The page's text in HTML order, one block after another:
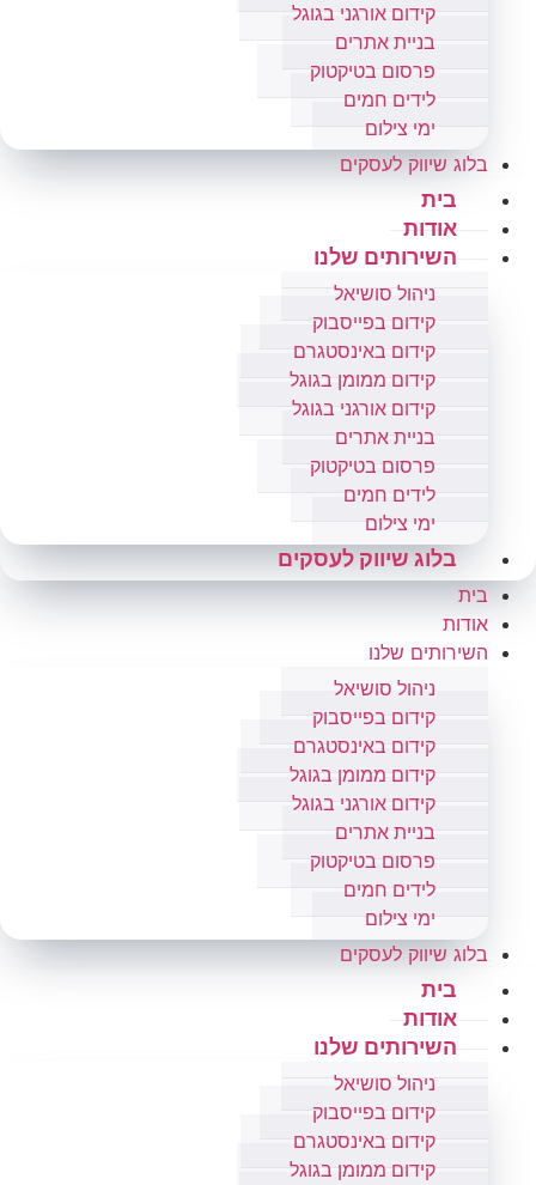
קידום אורגני בגוגל
בניית אתרים
פרסום בטיקטוק
לידים חמים
ימי צילום
בלוג שיווק לעסקים
בית
אודות
השירותים שלנו
ניהול סושיאל
קידום בפייסבוק
קידום באינסטגרם
קידום ממומן בגוגל
קידום אורגני בגוגל
בניית אתרים
פרסום בטיקטוק
לידים חמים
ימי צילום
בלוג שיווק לעסקים
בית
אודות
השירותים שלנו
ניהול סושיאל
קידום בפייסבוק
קידום באינסטגרם
קידום ממומן בגוגל
קידום אורגני בגוגל
בניית אתרים
פרסום בטיקטוק
לידים חמים
ימי צילום
בלוג שיווק לעסקים
בית
אודות
השירותים שלנו
ניהול סושיאל
קידום בפייסבוק
קידום באינסטגרם
קידום ממומן בגוגל